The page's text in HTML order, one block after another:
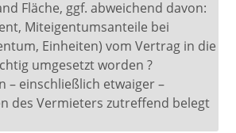
Fläche, ggf. abweichend davon:
Miteigentumsanteile bei
Einheiten) vom Vertrag in die
umgesetzt worden ?
– einschließlich etwaiger –
des Vermieters zutreffend belegt